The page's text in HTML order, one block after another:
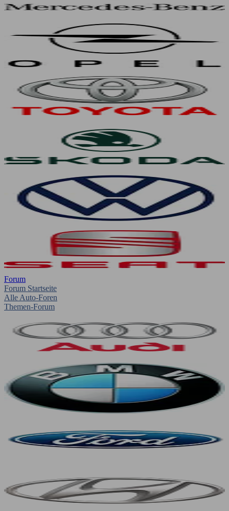
Forum
Forum Startseite
Alle Auto-Foren
Themen-Forum